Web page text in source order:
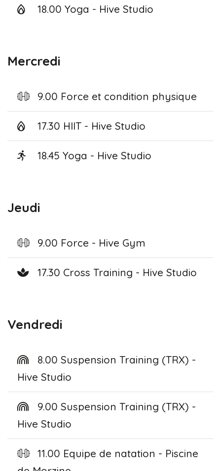
18.00 Yoga - Hive Studio
Mercredi
9.00 Force et condition physique
17.30 HIIT - Hive Studio
18.45 Yoga - Hive Studio
Jeudi
9.00 Force - Hive Gym
17.30 Cross Training - Hive Studio
Vendredi
8.00 Suspension Training (TRX) -
Hive Studio
9.00 Suspension Training (TRX) -
Hive Studio
11.00 Equipe de natation - Piscine